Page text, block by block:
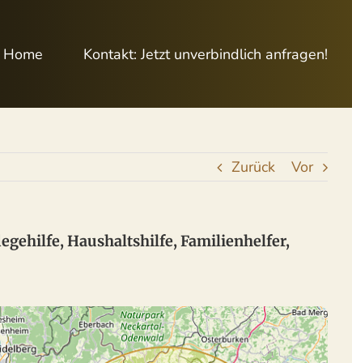
Home Kontakt: Jetzt unverbindlich anfragen!
Zurück Vor
Haushaltshilfe, Familienhelfer,